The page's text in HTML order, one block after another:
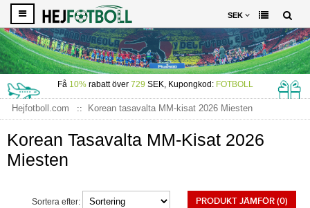
SEK
Få 10%rabatt över 729 SEK, Kupongkod: FOTBOLL
Hejfotboll.com Korean tasavalta MM-kisat 2026 Miesten
Korean Tasavalta MM-Kisat 2026
Miesten
PRODUKT JÄMFÖR (0)
Sortera efter: